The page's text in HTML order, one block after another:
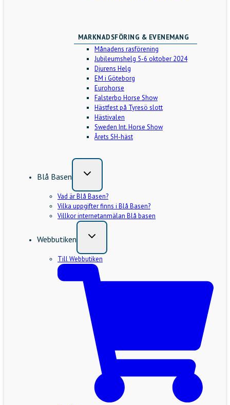
MARKNADSFÖRING & EVENEMANG
Månadens rasförening
Jubileumshelg 5-6 oktober 2024
Djurens Helg
EM i Göteborg
Eurohorse
Falsterbo Horse Show
Hästfest på Tyresö slott
Hästivalen
Sweden Int. Horse Show
Årets SH-häst
Blå Basen
Vad är Blå Basen?
Vilka uppgifter finns i Blå Basen?
Villkor internetanmälan Blå basen
Webbutiken
Till Webbutiken